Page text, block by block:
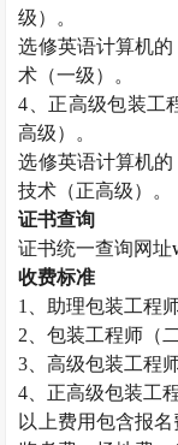
级）。
选修英语计算机
术（一级）。
4 、正高级包装
高级）。
选修英语计算机
技术（正高级）。
证书查询
证书统一查询网址
收费标准
1
、助理包装工程
2 、包装工程师（
3 、高级包装工程
4 、正高级包装工
以上费用包含报